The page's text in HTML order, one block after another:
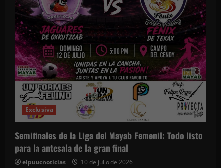
Exclusiva
Semifinales de la Liga del Mayab Femenil: Todo listo
para la antesala de la gran final
elpuucnoticias 10 de julio de 2026